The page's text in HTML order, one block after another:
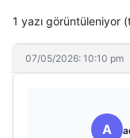
1 yazı görüntüleniyor
07/05/2026: 10:10 pm
A